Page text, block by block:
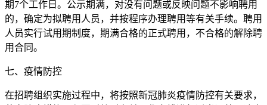
期7个工作日。公示期满，对没有问题或反映问题不影响聘用
的，确定为拟聘用人员，并按程序办理聘用等有关手续。聘用
人员实行试用期制度，期满合格的正式聘用，不合格的解除聘
用合同。
七、疫情防控
在招聘组织实施过程中，将按照新冠肺炎疫情防控有关要求，